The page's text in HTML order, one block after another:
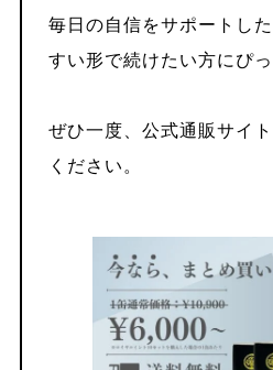
毎日の自信をサポートし
すい形で続けたい方にぴっ
ぜひ一度、公式通販サイ
ください。